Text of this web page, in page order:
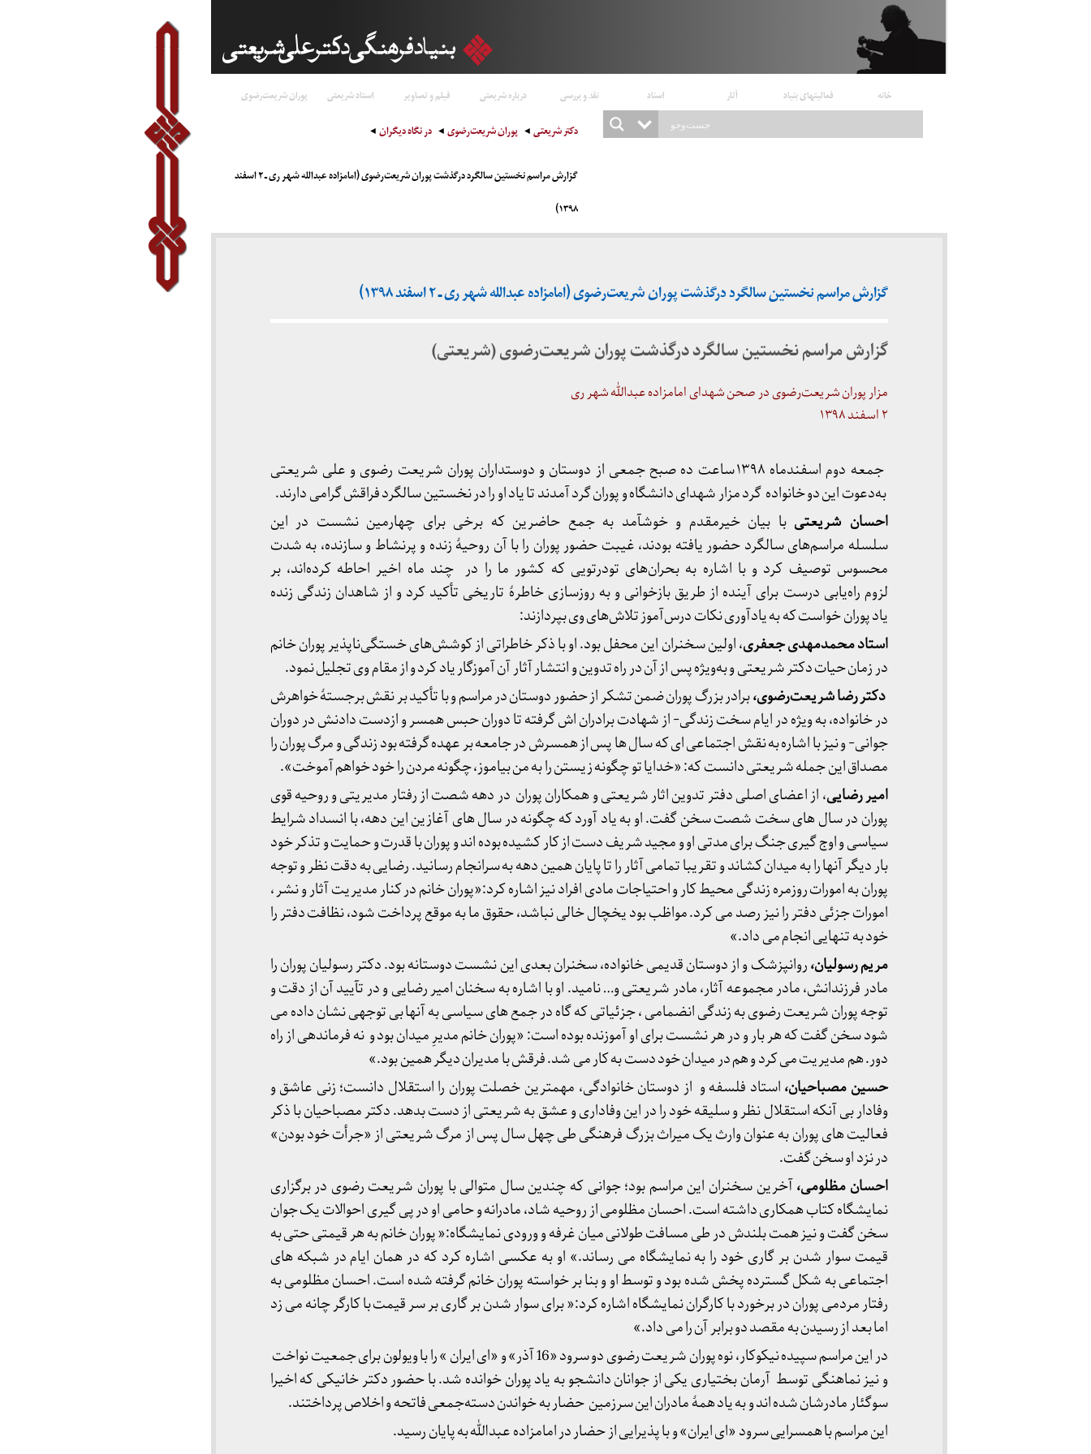
خانه فعالیتهای بنیاد آثار اسناد نقد و بررسی درباره شریعتی فیلم و تصاویر استاد شریعتی پوران شریعت‌رضوی
دکتر شریعتی پوران شریعت‌رضوی در نگاه دیگران
گزارش مراسم نخستین سالگرد درگذشت پوران شریعت‌رضوی (امامزاده عبدالله شهر ری ـ ۲ اسفند
۱۳۹۸)
گزارش مراسم نخستین سالگرد درگذشت پوران شریعت‌رضوی (امامزاده عبدالله شهر ری ـ ۲ اسفند ۱۳۹۸)
گزارش مراسم نخستین سالگرد درگذشت پوران شریعت‌رضوی (شریعتی)
مزار پوران شریعت‌رضوی در صحن شهدای امامزاده عبدالله شهر ری
۲ اسفند ۱۳۹۸
جمعه دوم اسفندماه ۱۳۹۸ ساعت ده صبح جمعی از دوستان و دوستداران پوران شریعت رضوی و علی شریعتی
به‌دعوت این دو خانواده گرد مزار شهدای دانشگاه و پوران گرد آمدند تا یاد او را در نخستین سالگرد فراقش گرامی دارند.
احسان شریعتی با بیان خیرمقدم و خوشآمد به جمع حاضرین که برخی برای چهارمین نشست در این
سلسله مراسم‌های سالگرد حضور یافته بودند، غیبت حضور پوران را با آن روحیهٔ زنده و پرنشاط و سازنده، به شدت
محسوس توصیف کرد و با اشاره به بحران‌های تودرتویی که کشور ما را در چند ماه اخیر احاطه کرده‌اند، بر
لزوم راه‌یابی درست برای آینده از طریق بازخوانی و به روزسازی خاطرهٔ تاریخی تأکید کرد و از شاهدان زندگی زنده
یاد پوران خواست که به یادآوری نکات درس‌آموز تلاش‌های وی بپردازند:
استاد محمدمهدی جعفری، اولین سخنران این محفل بود. او با ذکر خاطراتی از کوشش‌های خستگی‌ناپذیر پوران خانم
در زمان حیات دکتر شریعتی و به‌ويژه پس از آن در راه تدوین و انتشار آثار آن آموزگار یاد کرد و از مقام وی تجلیل نمود.
دکتر رضا شریعت‌رضوی،برادر بزرگ پوران ضمن تشکر از حضور دوستان در مراسم و با تأکید بر نقش برجستهٔ خواهرش
در خانواده، به ویژه در ایام سخت زندگی- از شهادت برادران اش گرفته تا دوران حبس همسر و ازدست دادنش در دوران
جوانی- و نیز با اشاره به نقش اجتماعی ای که سال ها پس از همسرش در جامعه بر عهده گرفته بود زندگی و مرگ پوران را
مصداق این جمله شریعتی دانست که: «خدایا تو چگونه زیستن را به من بیاموز، چگونه مردن را خود خواهم آموخت».
امیر رضایی، از اعضای اصلی دفتر تدوین اثار شریعتی و همکاران پوران در دهه شصت از رفتار مدیریتی و روحیه قوی
پوران در سال های سخت شصت سخن گفت. او به یاد آورد که چگونه در سال های آغازین این دهه، با انسداد شرایط
سیاسی و اوج گیری جنگ برای مدتی او و مجید شریف دست از کار کشیده بوده اند و پوران با قدرت و حمایت و تذکر خود
بار دیگر آنها را به میدان کشاند و تقریبا تمامی آثار را تا پایان همین دهه به سرانجام رسانید. رضایی به دقت نظر و توجه
پوران به امورات روزمره زندگی محیط کار و احتیاجات مادی افراد نیز اشاره کرد:«پوران خانم در کنار مدیریت آثار و نشر ،
امورات جزئی دفتر را نیز رصد می کرد. مواظب بود یخچال خالی نباشد، حقوق ما به موقع پرداخت شود، نظافت دفتر را
خود به تنهایی انجام می داد.»
مریم رسولیان،روانپزشک و از دوستان قدیمی خانواده، سخنران بعدی این نشست دوستانه بود. دکتر رسولیان پوران را
مادر فرزندانش، مادر مجموعه آثار، مادر شریعتی و… نامید. او با اشاره به سخنان امیر رضایی و در تآیید آن از دقت و
توجه پوران شریعت رضوی به زندگی انضمامی ، جزئیاتی که گاه در جمع های سیاسی به آنها بی توجهی نشان داده می
شود سخن گفت که هر بار و در هر نشست برای او آموزنده بوده است: «پوران خانم مدیرِ میدان بود و نه فرماندهی از راه
دور. هم مدیریت می کرد و هم در میدان خود دست به کار می شد. فرقش با مدیران دیگر همین بود.»
حسین مصباحیان، استاد فلسفه و از دوستان خانوادگی، مهمترین خصلت پوران را استقلال دانست؛ زنی عاشق و
وفادار بی آنکه استقلال نظر و سلیقه خود را در این وفاداری و عشق به شریعتی از دست بدهد. دکتر مصباحیان با ذکر
فعالیت های پوران به عنوان وارث یک میراث بزرگ فرهنگی طی چهل سال پس از مرگ شریعتی از «جرأت خود بودن»
در نزد او سخن گفت.
احسان مظلومی،آخرین سخنران این مراسم بود؛ جوانی که چندین سال متوالی با پوران شریعت رضوی در برگزاری
نمایشگاه کتاب همکاری داشته است. احسان مظلومی از روحیه شاد، مادرانه و حامی او در پی گیری احوالات یک جوان
سخن گفت و نیز همت بلندش در طی مسافت طولانی میان غرفه و ورودی نمایشگاه:« پوران خانم به هر قیمتی حتی به
قیمت سوار شدن بر گاری خود را به نمایشگاه می رساند.» او به عکسی اشاره کرد که در همان ایام در شبکه های
اجتماعی به شکل گسترده پخش شده بود و توسط او و بنا بر خواسته پوران خانم گرفته شده است. احسان مظلومی به
رفتار مردمی پوران در برخورد با کارگران نمایشگاه اشاره کرد:« برای سوار شدن بر گاری بر سر قیمت با کارگر چانه می زد
اما بعد از رسیدن به مقصد دو برابر آن را می داد.»
در این مراسم سپیده نیکوکار، نوه پوران شریعت رضوی دو سرود «16 آذر» و «ای ایران » را با ویولون برای جمعیت نواخت
و نیز نماهنگی توسط آرمان بختیاری یکی از جوانان دانشجو به یاد پوران خوانده شد. با حضور دکتر خانیکی که اخیرا
سوگئار مادرشان شده اند و به یاد همهٔ مادران این سرزمین حضار به خواندن دسته‌جمعی فاتحه و اخلاص پرداختند.
این مراسم با همسرایی سرود «ای ایران» و با پذیرایی از حضار در امامزاده عبدالله به پایان رسید.